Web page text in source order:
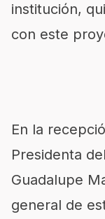
institución,
con este
En la
Presidenta
Guadalupe
general de